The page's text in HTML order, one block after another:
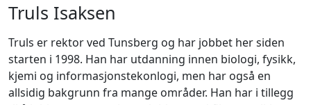
Truls Isaksen
Truls er rektor ved Tunsberg og har jobbet her siden
starten i 1998. Han har utdanning innen biologi, fysikk,
kjemi og informasjonstekonlogi, men har også en
allsidig bakgrunn fra mange områder. Han har i tillegg